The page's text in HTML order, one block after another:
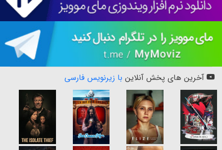
آخرین های پخش آنلاین با زیرنویس فارسی